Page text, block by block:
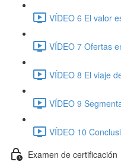
VÍDEO 6 El valor
VÍDEO 7 Ofertas
VÍDEO 8 El viaje
VÍDEO 9
VÍDEO 10
Examen de certificación